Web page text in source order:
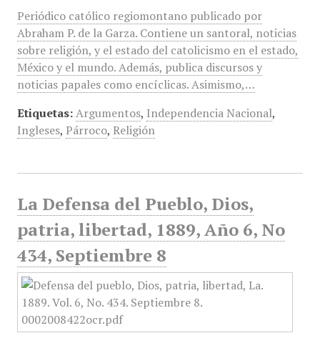
Periódico católico regiomontano publicado por
Abraham P. de la Garza. Contiene un santoral, noticias
sobre religión, y el estado del catolicismo en el estado,
México y el mundo. Además, publica discursos y
noticias papales como encíclicas. Asimismo,…
Etiquetas: Argumentos, Independencia Nacional,
Ingleses, Párroco, Religión
La Defensa del Pueblo, Dios,
patria, libertad, 1889, Año 6, No
434, Septiembre 8